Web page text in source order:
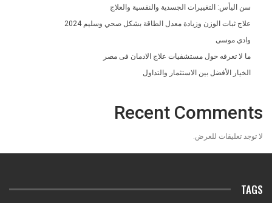
سن اليأس: التغييرات الجسدية والنفسية والعلاج
علاج ثبات الوزن وزيادة معدل الطاقة بشكل صحي وسليم 2024
وادي موسى
ما لا تعرفه حول مستشفيات علاج الادمان فى مصر
الخيار الأفضل بين الاستثمار والتداول
Recent Comments
لا توجد تعليقات للعرض.
TAGS